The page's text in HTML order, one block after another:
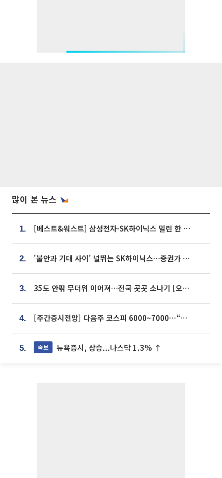
많이 본 뉴스
1. [베스트&워스트] 삼성전자·SK하이닉스 밀린 한 주…상상인증권은 85% 급등
2. '불안과 기대 사이' 널뛰는 SK하이닉스…증권가 "HBM4·LTA 기반 펀터멘털 견고"
3. 35도 안팎 무더위 이어져…전국 곳곳 소나기 [오늘 날씨]
4. [주간증시전망] 다음주 코스피 6000~7000⋯“外人 수급은 정책이 변수”
5. 속보 뉴욕증시, 상승...나스닥 1.3% ↑